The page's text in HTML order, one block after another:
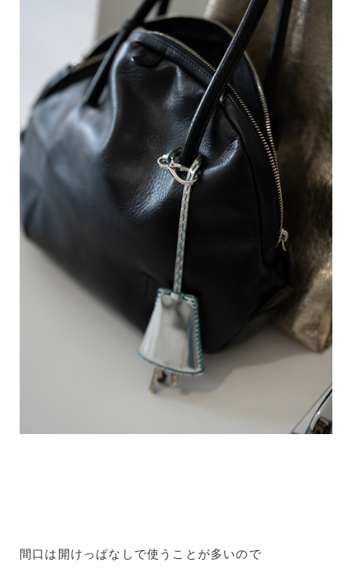
間口は開けっぱなしで使うことが多いので